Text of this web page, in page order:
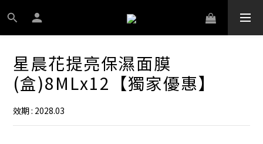
星晨花提亮保濕面膜
(盒)8MLx12【獨家優惠】
效期 : 2028.03